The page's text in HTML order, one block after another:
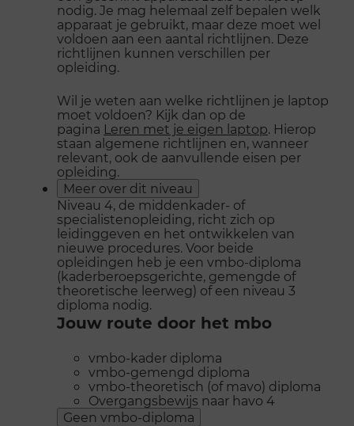
nodig. Je mag helemaal zelf bepalen welk
apparaat je gebruikt, maar deze moet wel
voldoen aan een aantal richtlijnen. Deze
richtlijnen kunnen verschillen per
opleiding.
Wil je weten aan welke richtlijnen je laptop
moet voldoen? Kijk dan op de
pagina Leren met je eigen laptop. Hierop
staan algemene richtlijnen en, wanneer
relevant, ook de aanvullende eisen per
opleiding.
Meer over dit niveau
Niveau 4, de middenkader- of
specialistenopleiding, richt zich op
leidinggeven en het ontwikkelen van
nieuwe procedures. Voor beide
opleidingen heb je een vmbo-diploma
(kaderberoepsgerichte, gemengde of
theoretische leerweg) of een niveau 3
diploma nodig.
Jouw route door het mbo
vmbo-kader diploma
vmbo-gemengd diploma
vmbo-theoretisch (of mavo) diploma
Overgangsbewijs naar havo 4
Geen vmbo-diploma